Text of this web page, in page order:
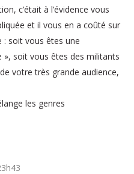
c’était à l’évidence vous
et il vous en a coûté sur
: soit vous êtes une
», soit vous êtes des militants
votre très grande audience,
les genres